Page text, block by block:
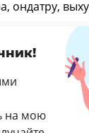
ондатру,
на мою